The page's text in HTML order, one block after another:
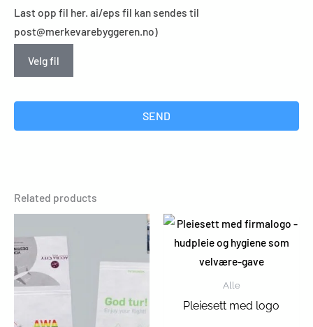
Last opp fil her. ai/eps fil kan sendes til
post@merkevarebyggeren.no)
Velg fil
SEND
Related products
Alle
Pleiesett med logo